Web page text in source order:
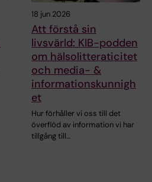
18 jun 2026
Att förstå sin
livsvärld: KIB-podden
om hälsolitteraticitet
och media- &
informationskunnigh
et
Hur förhåller vi oss till det
överflöd av information vi har
tillgång till…